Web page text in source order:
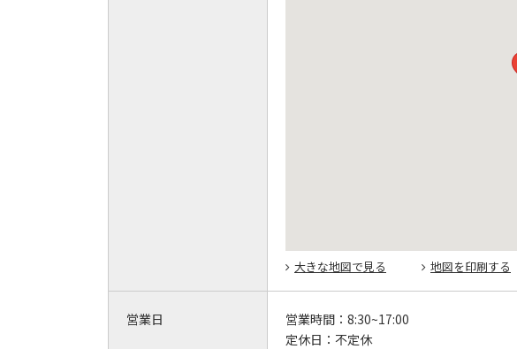
大きな地図で見る 地図を印刷する
営業日 営業時間： 8:30~17:00
定休日： 不定休